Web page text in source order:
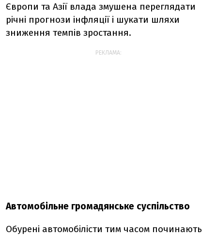
Європи та Азії влада змушена переглядати
річні прогнози інфляції і шукати шляхи
зниження темпів зростання.
РЕКЛАМА:
Автомобільне громадянське суспільство
Обурені автомобілісти тим часом починають